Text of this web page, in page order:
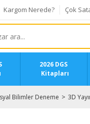
Kargom Nerede? Çok
2026 DGS
Kitapları
Bilimler Deneme 3D